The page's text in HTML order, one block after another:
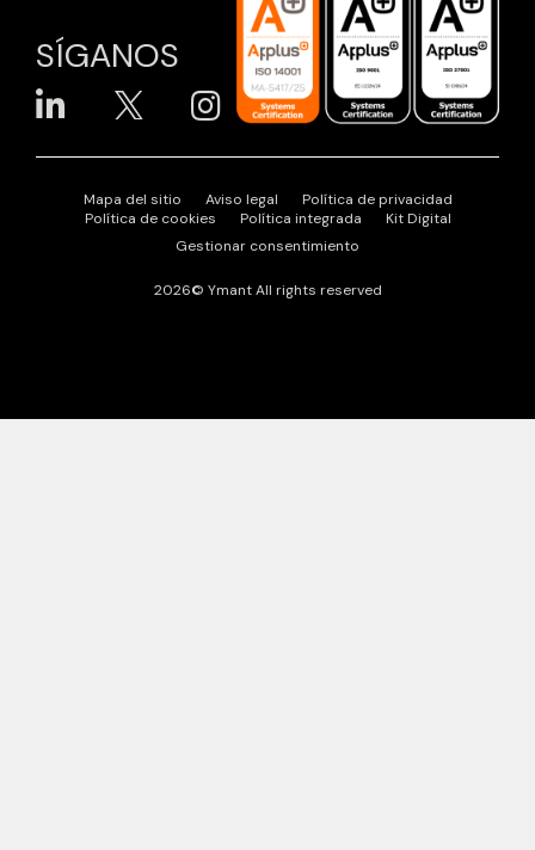
SÍGANOS
2026© Ymant All rights reserved
Mapa del sitio Aviso legal
Política de privacidad
Política de cookies
Política integrada
Kit Digital
Gestionar consentimiento